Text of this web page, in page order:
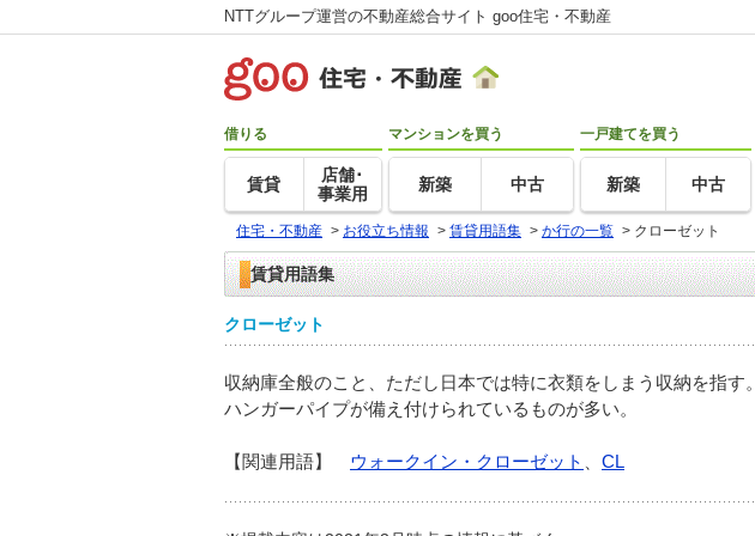
NTTグループ運営の不動産総合サイト goo住宅・不動産
借りる
賃貸
店舗･
事業用
マンションを買う
新築 中古
一戸建てを買う
新築 中古
住宅・不動産 > お役立ち情報 > 賃貸用語集 > か行の一覧 > クローゼット
賃貸用語集
クローゼット
収納庫全般のこと、ただし日本では特に衣類をしまう収納を指す。
ハンガーパイプが備え付けられているものが多い。
【関連用語】 ウォークイン・クローゼット CL